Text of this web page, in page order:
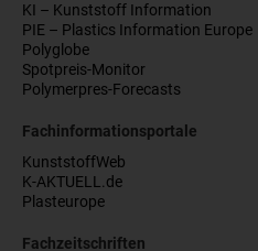
KI – Kunststoff Information
PIE – Plastics Information Europe
Polyglobe
Spotpreis-Monitor
Polymerpres-Forecasts
Fachinformationsportale
KunststoffWeb
K-AKTUELL.de
Plasteurope
Fachzeitschriften